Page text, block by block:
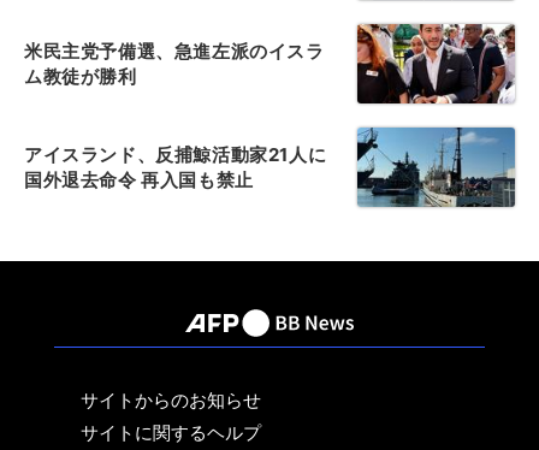
米民主党予備選、急進左派のイスラ
ム教徒が勝利
アイスランド、反捕鯨活動家21人に
国外退去命令 再入国も禁止
サイトからのお知らせ
サイトに関するヘルプ